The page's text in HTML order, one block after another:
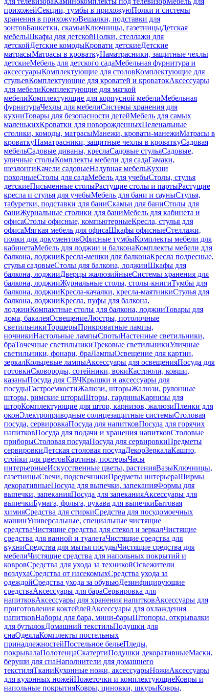
прихожейСекции, тумбы в прихожуюПолки и системы
хранения в прихожуюВешалки, подставки для
зонтовБанкетки, скамьиКлючницы, газетницыДетская
мебельШкафы для детскойПолки, стеллажи для
детскойДетские комодыКровати детскиеДетские
матрасыМатрасы в кроваткуНаматрасники, защитные чехлы
детскиеМебель для детского садаМебельная фурнитура и
аксессуарыКомплектующие для столовКомплектующие для
стульевКомплектующие для кроватей и кроватокАксессуары
для мебелиКомплектующие для мягкой
мебелиКомплектующие для корпусной мебелиМебельная
фурнитураЧехлы для мебелиСистемы хранения для
кухниТовары для безопасности детейМебель для самых
маленькихКроватки для новорожденныхПеленальные
столики, комоды, матрасыМанежи, кровати-манежиМатрасы в
кроваткуНаматрасники, защитные чехлы в кроваткуСадовая
мебельСадовые диваны, креслаСадовые стульяСадовые,
уличные столыКомплекты мебели для садаГамаки,
шезлонгиКачели садовыеНадувная мебельКухни
походныеСтолы для садаМебель для учебыСтолы, стулья
детскиеПисьменные столыРастущие столы и партыРастущие
кресла и стулья для учебыМебель для бани и сауныСтулья,
табуретки, подставки для баниСкамьи для баниСтолы для
баниЖурнальные столики для баниМебель для кабинета и
офисаСтолы офисные, компьютерныеКресла, стулья для
офисаМягкая мебель для офисаШкафы офисныеСтеллажи,
полки для документовОфисные тумбыКомплекты мебели для
кабинетаМебель для лоджии и балконаКомплекты мебели для
балкона, лоджииКресла-мешки для балконаКресла подвесные,
стулья садовыеСтолы для балкона, лоджииШкафы для
балкона, лоджииДверцы жалюзийныеСистемы хранения для
балкона, лоджииЖурнальные столы, столы-книгиТумбы для
балкона, лоджииКресла-качалки, кресла-маятникиСтулья для
балкона, лоджииКресла, пуфы для балкона,
лоджииКомпактные столы для балкона, лоджииТовары для
дома, бакалеяОсвещениеЛюстры, потолочные
светильникиТоршерыПрикроватные лампы,
ночникиНастольные лампыСпотыНастенные светильники,
браТочечные светильникиТрековые светильникиУличные
светильники, фонари, браЛампыОсвещение для картин,
зеркалКольцевые лампыАксессуары для освещенияПосуда для
готовкиСковороды, сотейники, вокиКастрюли, ковши,
казаныПосуда для СВЧКрышки и аксессуары для
посудыГастроемкостиЖалюзи, шторыЖалюзи, рулонные
шторы, римские шторыШторы, гардиныКарнизы для
шторКомплектующие для штор, карнизов, жалюзиПленки для
оконЭлектроприводные солнцезащитные системыСтоловая
посуда, сервировкаПосуда для напитковПосуда для горячих
напитковПосуда для подачи и хранения напитковСтоловые
приборыСтоловая посудаПосуда для сервировкиПредметы
сервировкиДетская столовая посудаДекорЗеркалаКашпо,
стойки для цветовКартины, постерыЧасы
интерьерныеИскусственные цветы, растенияВазыКлючницы,
газетницыСвечи, подсвечникиПредметы интерьераШирмы
декоративныеПосуда для выпечки, запеканияФормы для
выпечки, запеканияПосуда для запеканияАксессуары для
выпечкиБумага, фольга, рукава для выпечкиБытовая
химияСредства для стиркиСредства для посудомоечных
машинУниверсальные, специальные чистящие
средстваЧистящие средства для стекол и зеркалЧистящие
средства для ванной и туалетаЧистящие средства для
кухниСредства для мытья посудыЧистящие средства для
мебелиЧистящие средства для напольных покрытий и
ковровСредства для ухода за техникойОсвежители
воздухаСредства от насекомыхСредства ухода за
одеждойСредства ухода за обувьюДезинфицирующие
средстваАксессуары для бараСервировка для
напитковАксессуары для хранения напитковАксессуары для
приготовления коктейлейАксессуары для охлаждения
напитковНаборы для бара, мини-барыШтопоры, открывалки
для бутылокДомашний текстильПодушки для
снаОдеялаКомплекты постельных
принадлежностейПостельное бельеПледы,
покрывалаПолотенцаСкатертиПодушки декоративныеМаски,
беруши для снаНаполнители для домашнего
текстиляТканиКухонные ножи, аксессуарыНожиАксессуары
для кухонных ножейНожеточки и комплектующиеКовры и
напольные покрытияКовры, циновки, шкурыКовры,